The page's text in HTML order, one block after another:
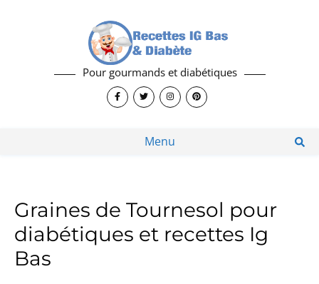
Pour gourmands et diabétiques
Menu
Graines de Tournesol pour
diabétiques et recettes Ig
Bas